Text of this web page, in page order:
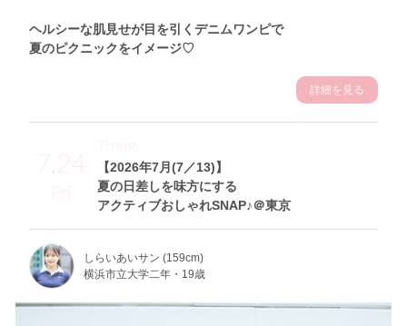
ヘルシーな肌見せが目を引くデニムワンピで
夏のピクニックをイメージ♡
詳細を見る
7.24
Fri
【2026年7月(7／13)】
夏の日差しを味方にする
アクティブおしゃれSNAP♪＠東京
Theme
しらいあいサン (159cm)
横浜市立大学二年・19歳